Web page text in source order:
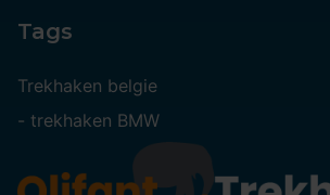
Tags
Trekhaken belgie
- trekhaken BMW